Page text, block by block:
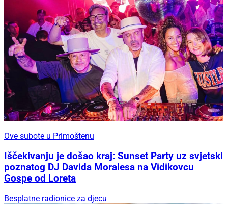
Ove subote u Primoštenu
Iščekivanju je došao kraj: Sunset Party uz svjetski
poznatog DJ Davida Moralesa na Vidikovcu
Gospe od Loreta
Besplatne radionice za djecu